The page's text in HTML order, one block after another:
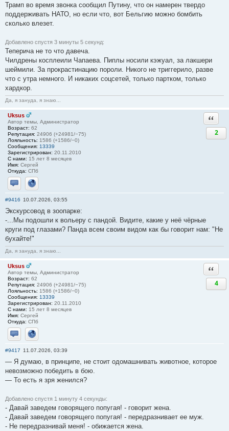
Трамп во время звонка сообщил Путину, что он намерен твердо
поддерживать НАТО, но если что, вот Бельгию можно бомбить
сколько влезет.
Добавлено спустя 3 минуты 5 секунд:
Теперича не то что давеча.
Чилдрены косплеили Чапаева. Пиплы носили кэжуал, за лакшери
шеймили. За прокрастинацию пороли. Никого не триггерило, разве
что с утра немного. И никаких соцсетей, только партком, только
хардкор.
Да, я зануда, я знаю...
Uksus
Автор темы, Администратор
Возраст: 62
Репутация: 24906 (+24981/−75)
Лояльность: 1586 (+1586/−0)
Сообщения: 13339
Зарегистрирован: 20.11.2010
С нами: 15 лет 8 месяцев
Имя: Сергей
Откуда: СПб
Отправить личное сообщение
Сайт
2
#9416 10.07.2026, 03:55
Экскурсовод в зоопарке:
-...Мы подошли к вольеру с пандой. Видите, какие у неё чёрные
круги под глазами? Панда всем своим видом как бы говорит нам: "Не
бухайте!"
Да, я зануда, я знаю...
Uksus
Автор темы, Администратор
Возраст: 62
Репутация: 24906 (+24981/−75)
Лояльность: 1586 (+1586/−0)
Сообщения: 13339
Зарегистрирован: 20.11.2010
С нами: 15 лет 8 месяцев
Имя: Сергей
Откуда: СПб
Отправить личное сообщение
Сайт
4
#9417 11.07.2026, 03:39
— Я думаю, в принципе, не стоит одомашнивать животное, которое
невозможно победить в бою.
— То есть я зря женился?
Добавлено спустя 1 минуту 4 секунды:
- Давай заведем говорящего попугая! - говорит жена.
- Давай заведем говорящего попугая! - передразнивает ее муж.
- Не передразнивай меня! - обижается жена.